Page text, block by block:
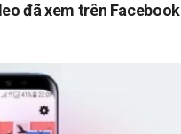
đã xem trên Facebook